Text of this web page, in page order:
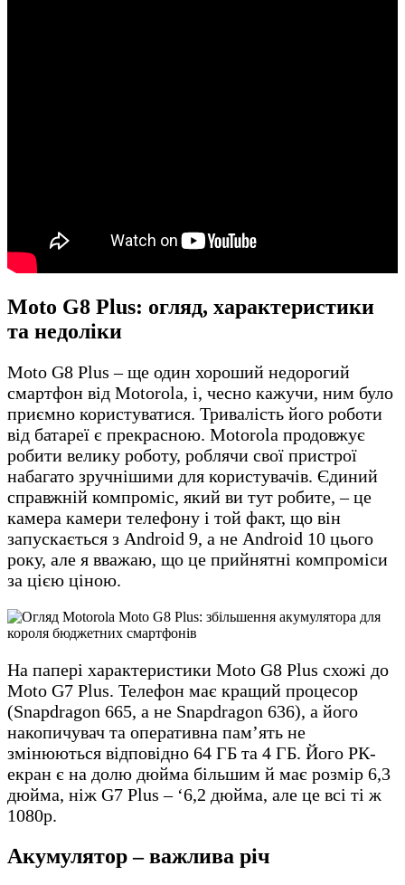
Moto G8 Plus: огляд, характеристики
та недоліки
Moto G8 Plus – ще один хороший недорогий
смартфон від Motorola, і, чесно кажучи, ним було
приємно користуватися. Тривалість його роботи
від батареї є прекрасною. Motorola продовжує
робити велику роботу, роблячи свої пристрої
набагато зручнішими для користувачів. Єдиний
справжній компроміс, який ви тут робите, – це
камера камери телефону і той факт, що він
запускається з Android 9, а не Android 10 цього
року, але я вважаю, що це прийнятні компроміси
за цією ціною.
На папері характеристики Moto G8 Plus схожі до
Moto G7 Plus. Телефон має кращий процесор
(Snapdragon 665, а не Snapdragon 636), а його
накопичувач та оперативна пам’ять не
змінюються відповідно 64 ГБ та 4 ГБ. Його РК-
екран є на долю дюйма більшим й має розмір 6,3
дюйма, ніж G7 Plus – ‘6,2 дюйма, але це всі ті ж
1080p.
Акумулятор – важлива річ